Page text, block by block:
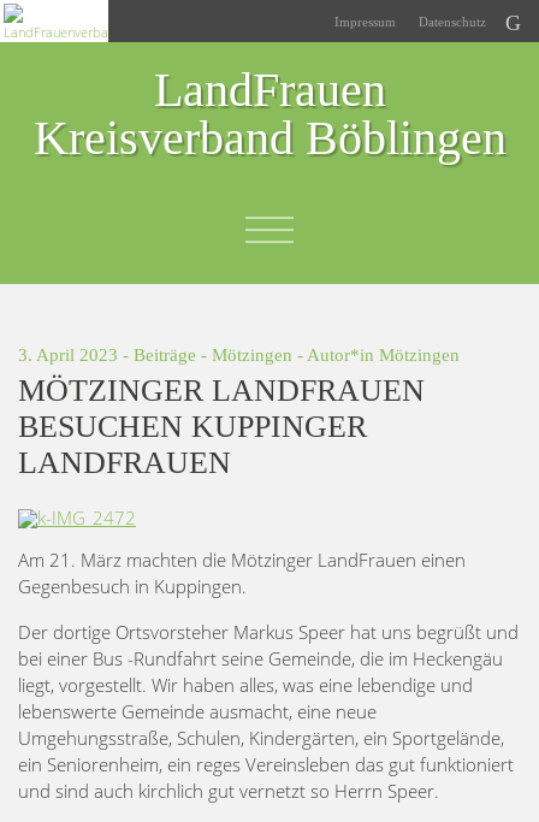
Impressum Datenschutz
LandFrauen
Kreisverband Böblingen
3. April 2023 - Beiträge - Mötzingen - Autor*in Mötzingen
MÖTZINGER LANDFRAUEN
BESUCHEN KUPPINGER
LANDFRAUEN
Am 21. März machten die Mötzinger LandFrauen einen
Gegenbesuch in Kuppingen.
Der dortige Ortsvorsteher Markus Speer hat uns begrüßt und
bei einer Bus -Rundfahrt seine Gemeinde, die im Heckengäu
liegt, vorgestellt. Wir haben alles, was eine lebendige und
lebenswerte Gemeinde ausmacht, eine neue
Umgehungsstraße, Schulen, Kindergärten, ein Sportgelände,
ein Seniorenheim, ein reges Vereinsleben das gut funktioniert
und sind auch kirchlich gut vernetzt so Herrn Speer.